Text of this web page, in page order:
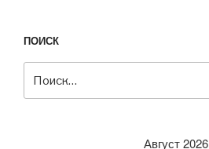
ПОИСК
Август 2026